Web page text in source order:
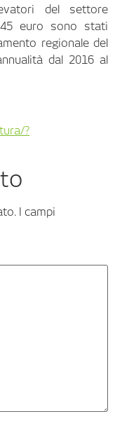
del settore
euro sono stati
regionale del
dal 2016 al
?
I campi